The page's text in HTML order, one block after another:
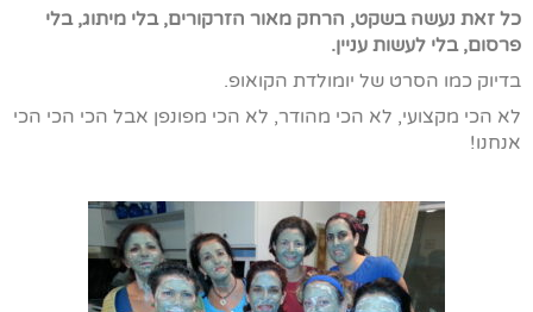
כל זאת נעשה בשקט, הרחק מאור הזרקורים, בלי מיתוג, בלי
פרסום, בלי לעשות עניין.
בדיוק כמו הסרט של יומולדת הקואופ.
לא הכי מקצועי, לא הכי מהודר, לא הכי מפונפן אבל הכי הכי הכי
אנחנו!